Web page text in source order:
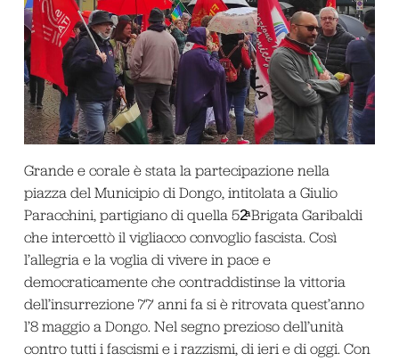
Grande e corale è stata la partecipazione nella
piazza del Municipio di Dongo, intitolata a Giulio
Paracchini, partigiano di quella 52ͣ Brigata Garibaldi
che intercettò il vigliacco convoglio fascista. Così
l’allegria e la voglia di vivere in pace e
democraticamente che contraddistinse la vittoria
dell’insurrezione 77 anni fa si è ritrovata quest’anno
l’8 maggio a Dongo. Nel segno prezioso dell’unità
contro tutti i fascismi e i razzismi, di ieri e di oggi. Con